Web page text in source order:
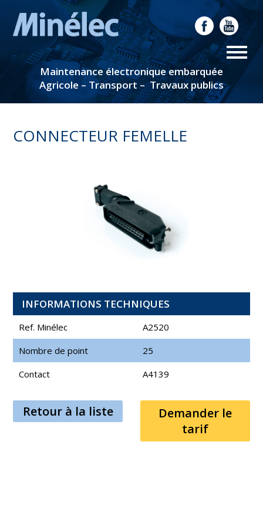
Maintenance électronique embarquée
Agricole – Transport – Travaux publics
CONNECTEUR FEMELLE
INFORMATIONS TECHNIQUES
Ref. Minélec
A2520
Nombre de point
25
Contact
A4139
Retour à la liste
Demander le
tarif